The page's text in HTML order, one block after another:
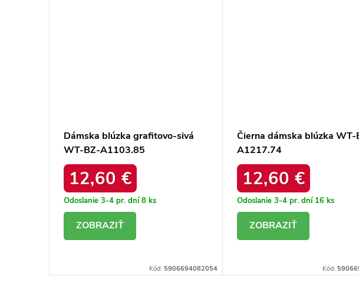
Dámska blúzka grafitovo-sivá
WT-BZ-A1103.85
12,60 €
Odoslanie 3-4 pr. dní8 ks
Kód: 5906694082054
Čierna dámska blúzka WT-
A1217.74
12,60 €
Odoslanie 3-4 pr. dní 16 ks
Kód: